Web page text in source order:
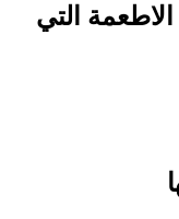
التي